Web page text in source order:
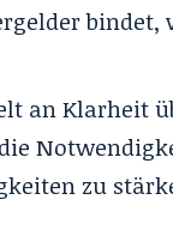
an Klarheit
zu